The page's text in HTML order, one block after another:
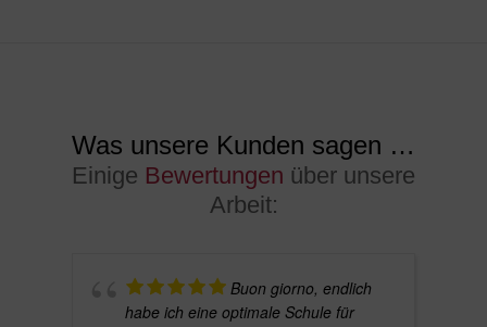
Was unsere Kunden sagen …
Einige Bewertungen über unsere
Arbeit:
Buon giorno, endlich
habe ich eine optimale Schule für